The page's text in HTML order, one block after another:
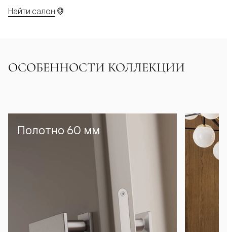
Найти салон
ОСОБЕННОСТИ КОЛЛЕКЦИИ
Полотно 60 мм